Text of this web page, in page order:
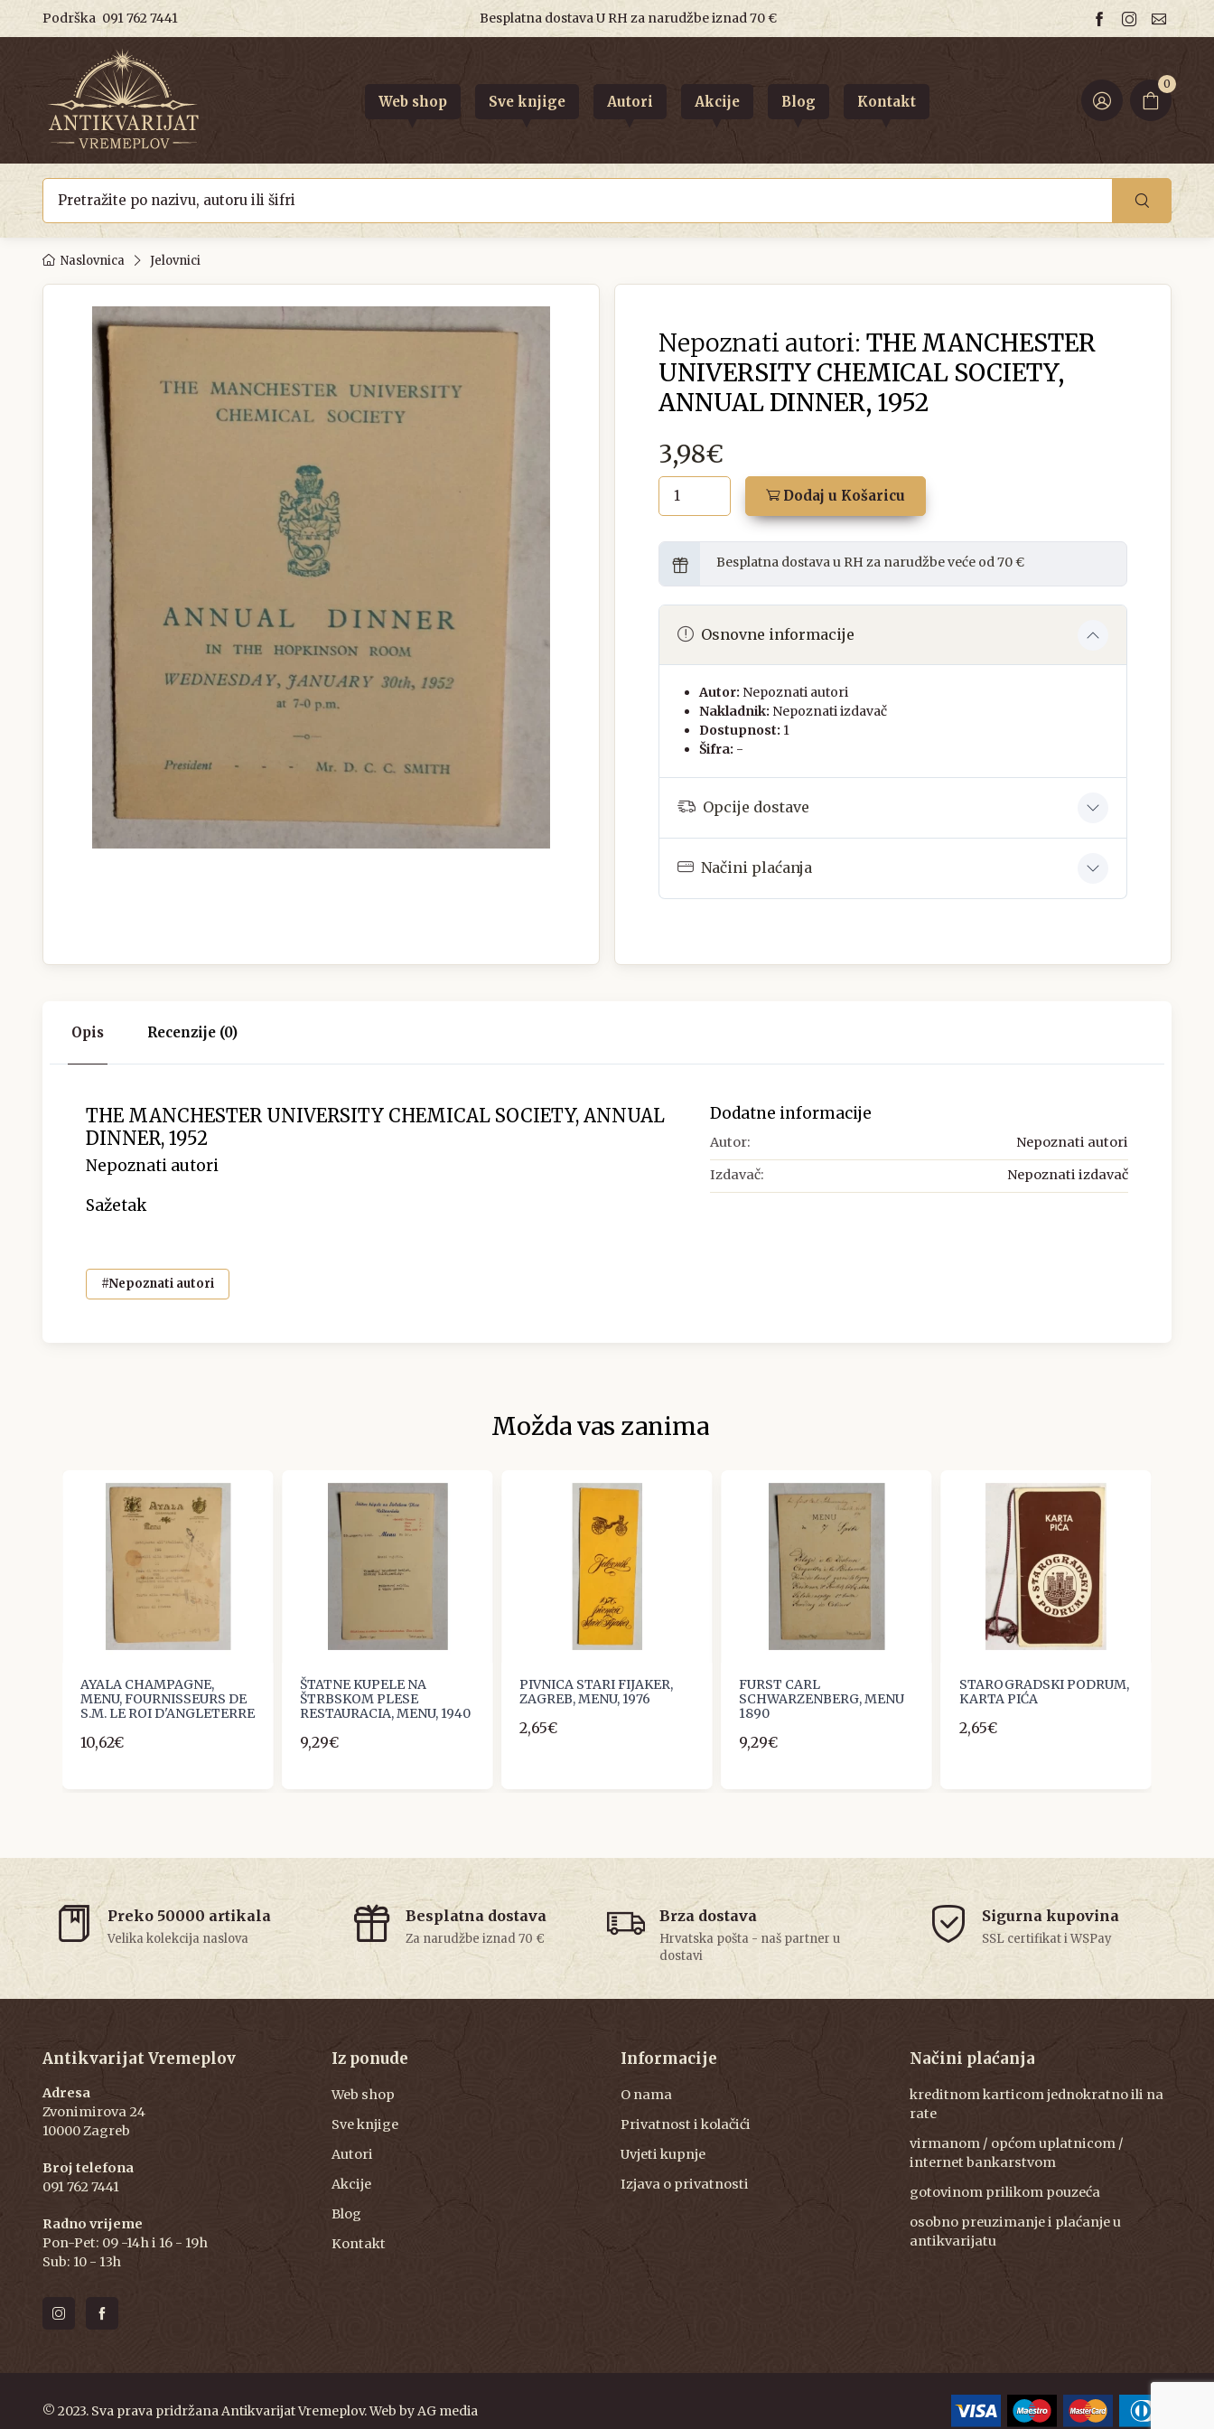
Podrška 091 762 7441 Besplatna dostava U RH za narudžbe iznad 70 €
0
Web shop Sve knjige Autori Akcije Blog Kontakt
Naslovnica Jelovnici
Nepoznati autori: THE MANCHESTER
UNIVERSITY CHEMICAL SOCIETY,
ANNUAL DINNER, 1952
3,98€
Dodaj u Košaricu
Besplatna dostava u RH za narudžbe veće od 70 €
Osnovne informacije
Autor: Nepoznati autori
Nakladnik: Nepoznati izdavač
Dostupnost: 1
Šifra: -
Opcije dostave
Načini plaćanja
Opis Recenzije (0)
THE MANCHESTER UNIVERSITY CHEMICAL SOCIETY, ANNUAL
DINNER, 1952
Nepoznati autori
Sažetak
#Nepoznati autori
Dodatne informacije
Autor: Nepoznati autori
Izdavač: Nepoznati izdavač
Možda vas zanima
AYALA CHAMPAGNE,
MENU, FOURNISSEURS DE
S.M. LE ROI D'ANGLETERRE
10,62€
ŠTATNE KUPELE NA
ŠTRBSKOM PLESE
RESTAURACIA, MENU, 1940
9,29€
PIVNICA STARI FIJAKER,
ZAGREB, MENU, 1976
2,65€
FURST CARL
SCHWARZENBERG, MENU
1890
9,29€
STAROGRADSKI PODRUM,
KARTA PIĆA
2,65€
Preko 50000 artikala
Velika kolekcija naslova
Besplatna dostava
Za narudžbe iznad 70 €
Brza dostava
Hrvatska pošta - naš partner u
dostavi
Sigurna kupovina
SSL certifikat i WSPay
Antikvarijat Vremeplov
Adresa
Zvonimirova 24
10000 Zagreb
Broj telefona
091 762 7441
Radno vrijeme
Pon-Pet: 09 -14h i 16 - 19h
Sub: 10 - 13h
Iz ponude
Web shop
Sve knjige
Autori
Akcije
Blog
Kontakt
Informacije
O nama
Privatnost i kolačići
Uvjeti kupnje
Izjava o privatnosti
Načini plaćanja
kreditnom karticom jednokratno ili na
rate
virmanom / općom uplatnicom /
internet bankarstvom
gotovinom prilikom pouzeća
osobno preuzimanje i plaćanje u
antikvarijatu
© 2023. Sva prava pridržana Antikvarijat Vremeplov. Web by AG media